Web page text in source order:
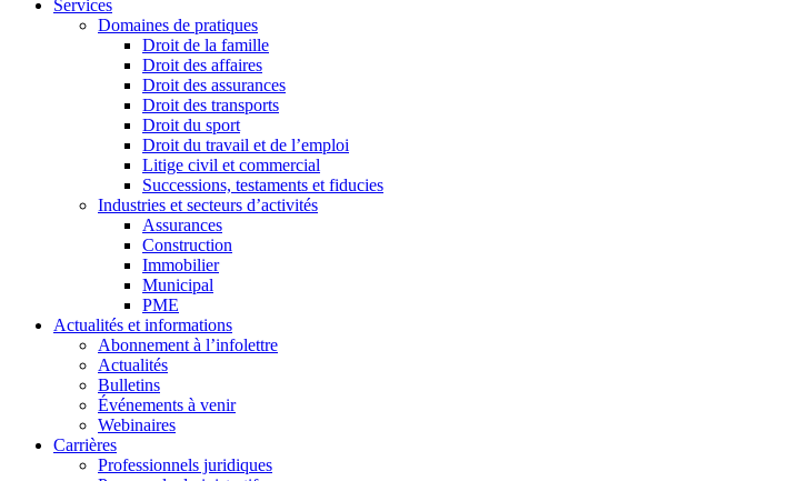
Services
Domaines de pratiques
Droit de la famille
Droit des affaires
Droit des assurances
Droit des transports
Droit du sport
Droit du travail et de l’emploi
Litige civil et commercial
Successions, testaments et fiducies
Industries et secteurs d’activités
Assurances
Construction
Immobilier
Municipal
PME
Actualités et informations
Abonnement à l’infolettre
Actualités
Bulletins
Événements à venir
Webinaires
Carrières
Professionnels juridiques